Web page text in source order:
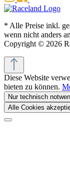
* Alle Preise inkl.
wenn nicht anders
Copyright © 2026
Diese Website
bieten zu können.
Nur technisch
Alle Cookies